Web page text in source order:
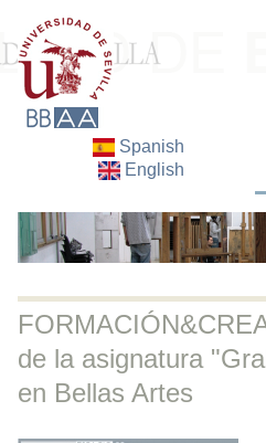
Spanish
English
Buscar
de la asignatura
en Bellas Artes